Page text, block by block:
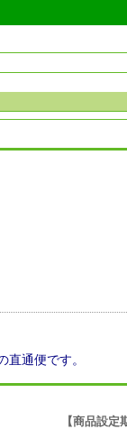
通便です。
【商品設